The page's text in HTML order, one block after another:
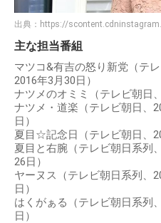
出典： https://
主な担当番組
マツコ&有吉の怒り新党（テ
2016年3月30日）
ナツメのオミミ（テレビ朝日
ナツメ・道楽（テレビ朝日、
日）
夏目☆記念日（テレビ朝日、
夏目と右腕（テレビ朝日系列
26日）
ヤーヌス（テレビ朝日系列、
日）
はくがぁる（テレビ朝日系列
日）